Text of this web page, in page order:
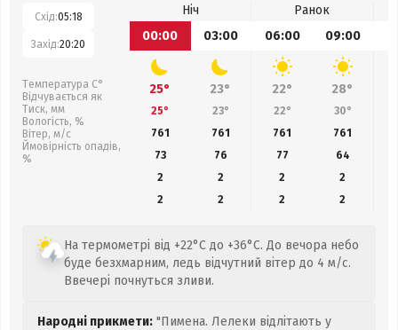
Схід:05:18
Захід:20:20
Температура С°
Відчувається як
Тиск, мм
Вологість, %
Вітер, м/с
Ймовірність опадів,
%
Ніч
Ранок
00:00
03:00 06:00 09:00
25° 23° 22° 28°
25° 23° 22° 30°
761
761 761 761
73
76 77 64
2
2 2
2
2
2 2 2
На термометрі від +22°C до +36°C. До вечора небо
буде безхмарним, ледь відчутний вітер до 4 м/с.
Ввечері почнуться зливи.
Народні прикмети: "Пимена. Лелеки відлітають у